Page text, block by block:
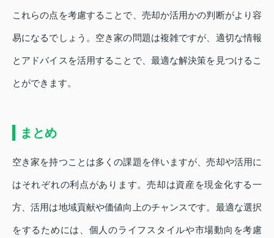
これらの点を考慮することで、売却か活用かの判断がより容
易になるでしょう。空き家の問題は複雑ですが、適切な情報
とアドバイスを活用することで、最適な解決策を見つけるこ
とができます。
まとめ
空き家を持つことは多くの課題を伴いますが、売却や活用に
はそれぞれの利点があります。売却は資産を現金化する一
方、活用は地域貢献や価値向上のチャンスです。最適な選択
をするためには、個人のライフスタイルや市場動向を考慮